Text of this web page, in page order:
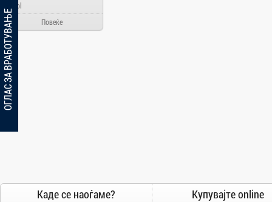
Ainol
Alcatel
Allview
Aloha Day
AMD
AOC
Apache
AUX
Повеќе
ОГЛАС ЗА ВРАБОТУВАЊЕ
Каде се наоѓаме? Купувајте online